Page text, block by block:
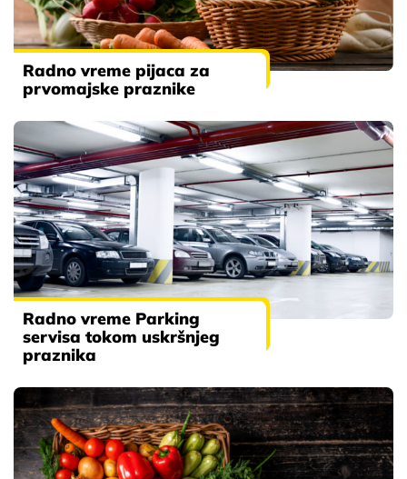
Radno vreme pijaca za
prvomajske praznike
Radno vreme Parking
servisa tokom uskršnjeg
praznika